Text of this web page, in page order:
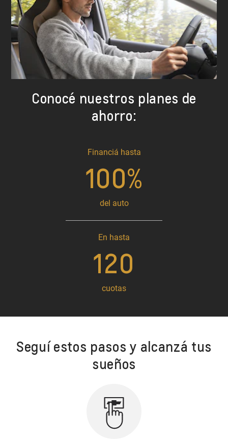
Conocé nuestros planes de
ahorro:
Financiá hasta
100%
del auto
En hasta
120
cuotas
Seguí estos pasos y alcanzá tus
sueños